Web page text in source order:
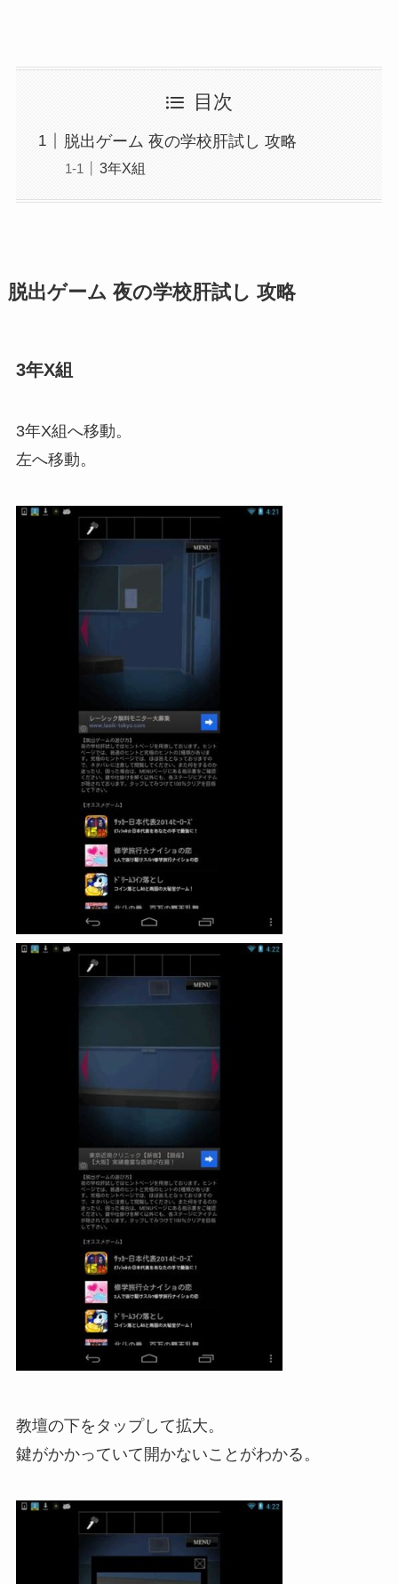
目次
脱出ゲーム 夜の学校肝試し 攻略
3年X組
脱出ゲーム 夜の学校肝試し 攻略
3年X組
3年X組へ移動。
左へ移動。
教壇の下をタップして拡大。
鍵がかかっていて開かないことがわかる。